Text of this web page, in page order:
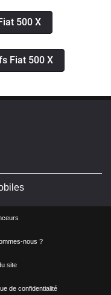
500 X
Fiat 500 X
nous ?
site
de confidentialité